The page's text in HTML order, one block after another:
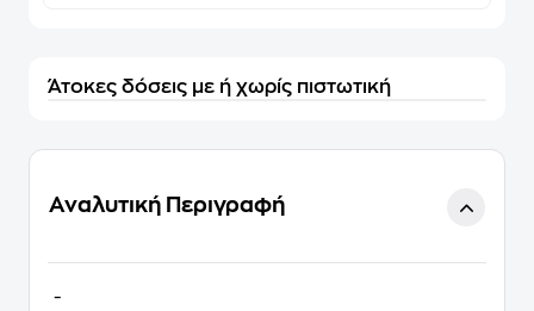
Άτοκες δόσεις με ή χωρίς πιστωτική
Αναλυτική Περιγραφή
-